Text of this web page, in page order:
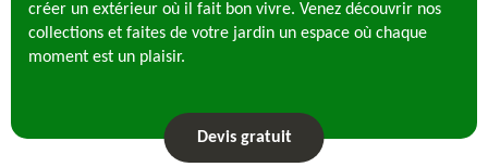
créer un extérieur où il fait bon vivre. Venez découvrir nos
collections et faites de votre jardin un espace où chaque
moment est un plaisir.
Devis gratuit